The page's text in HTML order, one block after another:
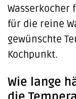
für die reine
gewünschte
Kochpunkt.
Wie lange